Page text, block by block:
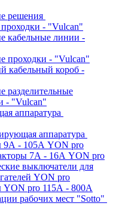
решения
- "Vulcan"
кабельные линии -
проходки - "Vulcan"
кабельный короб -
разделительные
- "Vulcan"
аппаратура
аппаратура
9А - 105А YON pro
7А - 16А YON pro
выключатели для
YON pro
YON pro 115А - 800А
рабочих мест "Sotto"